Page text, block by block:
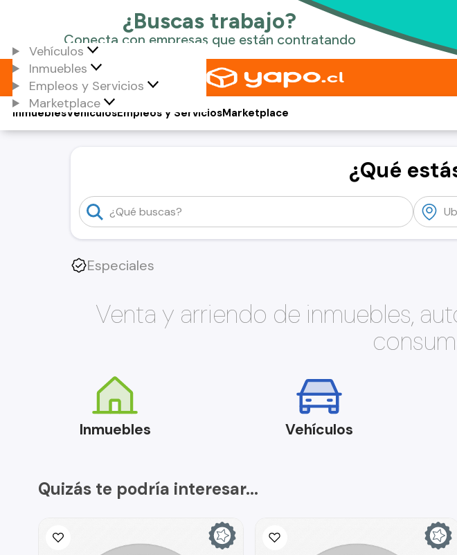
Vehículos
Inmuebles
Empleos y Servicios
Marketplace
Vehículos
Inmuebles Empleos y ServiciosMarketplace
¿Qué
Especiales
Venta y arriendo de inmuebles,
Inmuebles Vehículos
Quizás te podría interesar...